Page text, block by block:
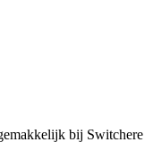
bij Switchere